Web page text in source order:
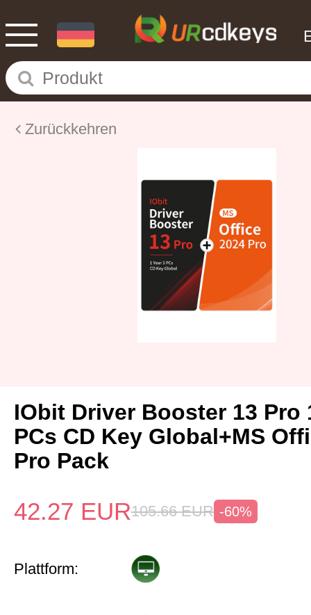
Zurückkehren
IObit Driver Booster 13 Pro
PCs CD Key Global+MS
Pro Pack
42.27 EUR105.66 EUR -60%
Plattform: